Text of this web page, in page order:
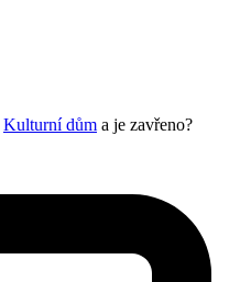
Kulturní dům a je zavřeno?